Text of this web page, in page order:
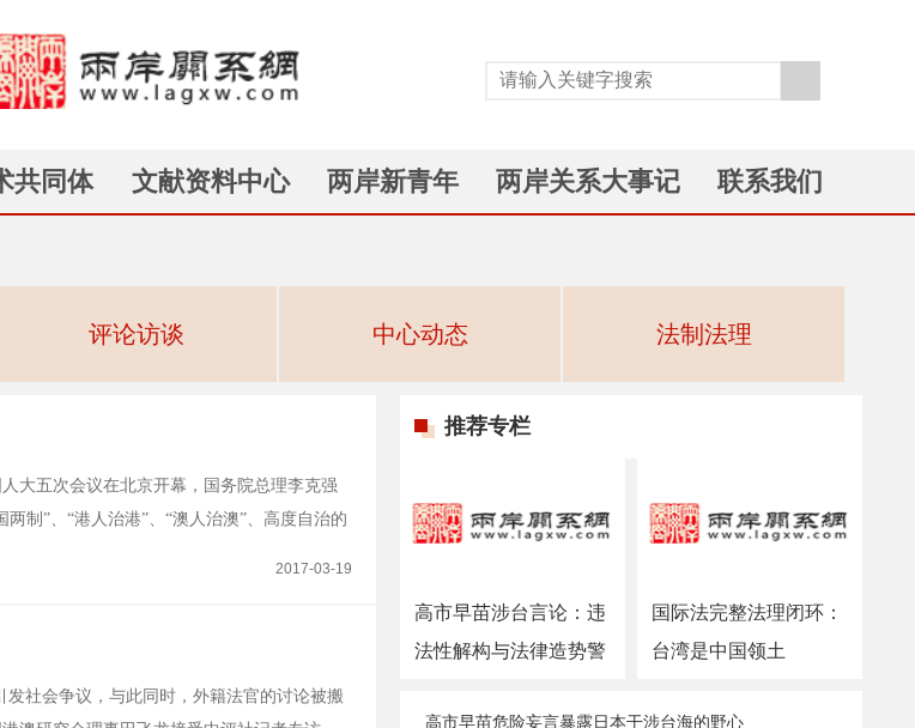
共同体 文献资料中心 两岸新青年 两岸关系大事记 联系我们
评论访谈 中心动态 法制法理
大五次会议在北京开幕，国务院总理李克强
制”、“港人治港”、“澳人治澳”、高度自治的
2017-03-19
社会争议，与此同时，外籍法官的讨论被搬
推荐专栏
高市早苗涉台言论：违
法性解构与法律造势警
国际法完整法理闭环：
台湾是中国领土
高市早苗危险妄言暴露日本干涉台海的野心